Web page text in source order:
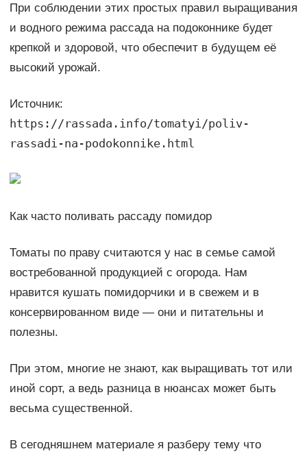
При соблюдении этих простых правил выращивания
и водного режима рассада на подоконнике будет
крепкой и здоровой, что обеспечит в будущем её
высокий урожай.
Источник:
https://rassada.info/tomatyi/poliv-
rassadi-na-podokonnike.html
Как часто поливать рассаду помидор
Томаты по праву считаются у нас в семье самой
востребованной продукцией с огорода. Нам
нравится кушать помидорчики и в свежем и в
консервированном виде — они и питательны и
полезны.
При этом, многие не знают, как выращивать тот или
иной сорт, а ведь разница в нюансах может быть
весьма существенной.
В сегодняшнем материале я разберу тему что